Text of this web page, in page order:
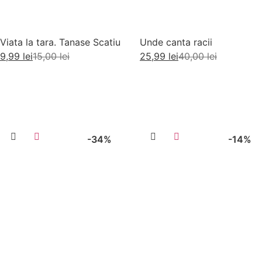
Viata la tara. Tanase Scatiu
15,00lei
9,99 lei
Unde canta racii
40,00lei
25,99 lei
-34% -14%